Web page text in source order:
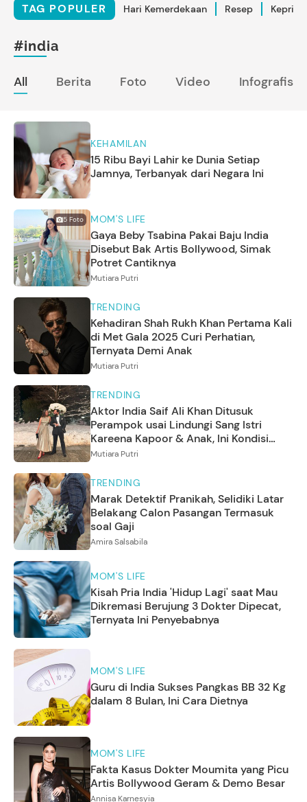
TAG POPULER Hari Kemerdekaan Resep
#india
All Berita Foto Video Infografis
KEHAMILAN
15 Ribu Bayi Lahir ke Dunia Setiap
Jamnya, Terbanyak dari Negara Ini
5 Foto MOM'S LIFE
Gaya Beby Tsabina Pakai Baju India
Disebut Bak Artis Bollywood, Simak
Potret Cantiknya
Mutiara Putri
TRENDING
Kehadiran Shah Rukh Khan Pertama Kali
di Met Gala 2025 Curi Perhatian,
Ternyata Demi Anak
Mutiara Putri
TRENDING
Aktor India Saif Ali Khan Ditusuk
Perampok usai Lindungi Sang Istri
Kareena Kapoor & Anak, Ini Kondisi
Terbarunya
Mutiara Putri
TRENDING
Marak Detektif Pranikah, Selidiki Latar
Belakang Calon Pasangan Termasuk
soal Gaji
Amira Salsabila
MOM'S LIFE
Kisah Pria India 'Hidup Lagi' saat Mau
Dikremasi Berujung 3 Dokter Dipecat,
Ternyata Ini Penyebabnya
MOM'S LIFE
Guru di India Sukses Pangkas BB 32 Kg
dalam 8 Bulan, Ini Cara Dietnya
MOM'S LIFE
Fakta Kasus Dokter Moumita yang Picu
Artis Bollywood Geram & Demo Besar
Annisa Karnesyia